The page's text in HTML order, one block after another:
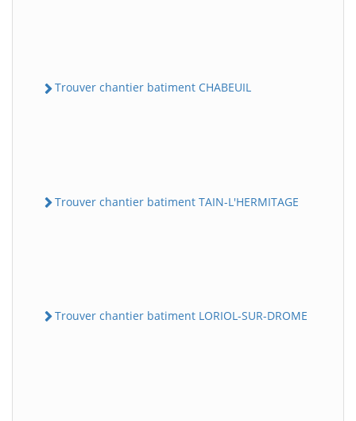
Trouver chantier batiment CHABEUIL
Trouver chantier batiment TAIN-L'HERMITAGE
Trouver chantier batiment LORIOL-SUR-DROME